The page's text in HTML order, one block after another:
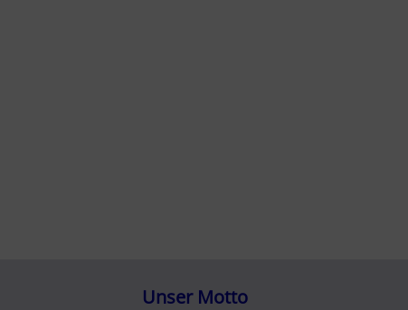
Unser Motto